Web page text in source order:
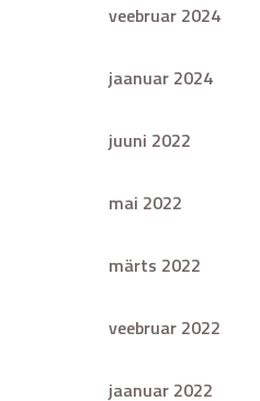
veebruar 2024
jaanuar 2024
juuni 2022
mai 2022
märts 2022
veebruar 2022
jaanuar 2022